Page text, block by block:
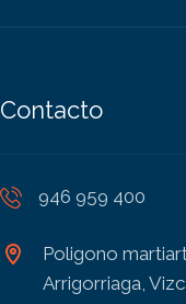
Contacto
946 959 400
Poligono
Arrigorriaga,